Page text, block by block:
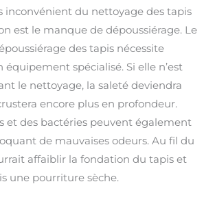
inconvénient du nettoyage des tapis
est le manque de dépoussiérage. Le
des tapis nécessite
équipement spécialisé. Si elle n’est
le nettoyage, la saleté deviendra
encore plus en profondeur.
et des bactéries peuvent également
de mauvaises odeurs. Au fil du
affaiblir la fondation du tapis et
une pourriture sèche.